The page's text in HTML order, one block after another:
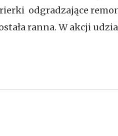
odgradzające
ranna. W akcji